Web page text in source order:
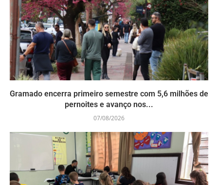
Gramado encerra primeiro semestre com 5,6 milhões de
pernoites e avanço nos...
07/08/2026